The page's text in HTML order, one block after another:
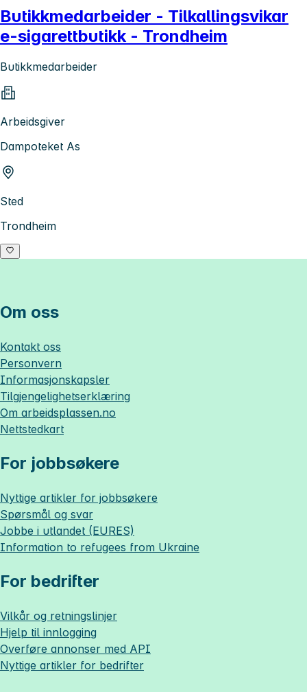
Butikkmedarbeider - Tilkallingsvikar
e-sigarettbutikk - Trondheim
Butikkmedarbeider
Arbeidsgiver
Dampoteket As
Sted
Trondheim
Om oss
Kontakt oss
Personvern
Informasjonskapsler
Tilgjengelighetserklæring
Om arbeidsplassen.no
Nettstedkart
For jobbsøkere
Nyttige artikler for jobbsøkere
Spørsmål og svar
Jobbe i utlandet (EURES)
Information to refugees from Ukraine
For bedrifter
Vilkår og retningslinjer
Hjelp til innlogging
Overføre annonser med API
Nyttige artikler for bedrifter